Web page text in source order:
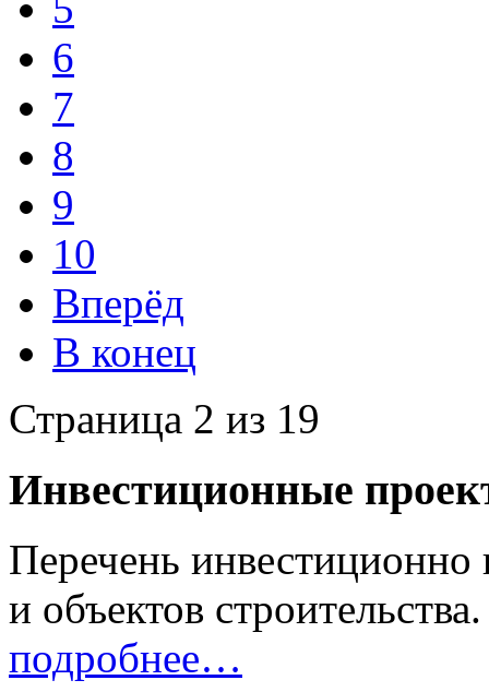
6
7
8
9
10
Вперёд
В конец
Страница 2 из 19
Инвестиционные
Перечень инвестиционно
и объектов строительства.
подробнее…